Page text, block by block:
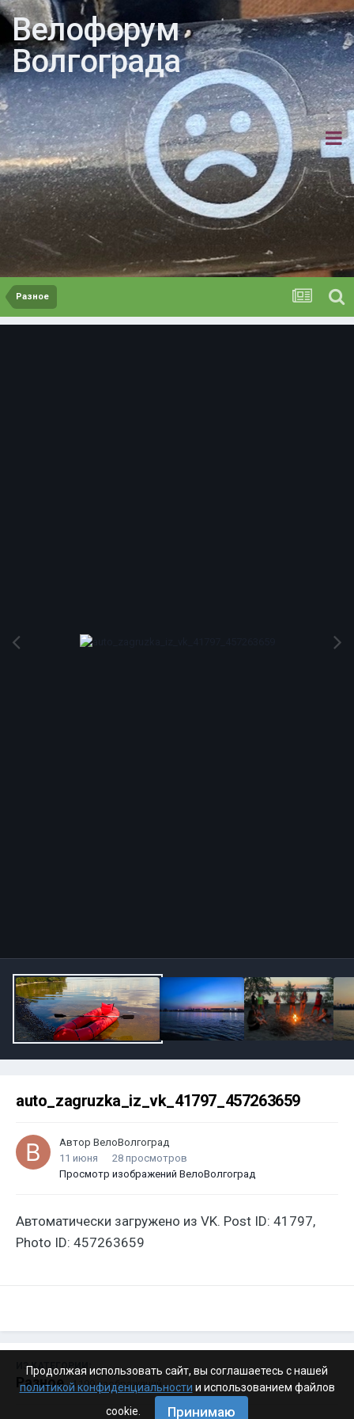
Велофорум
Волгограда
Разное
auto_zagruzka_iz_vk_41797_457263659
Автор ВелоВолгоград
11 июня
28 просмотров
Просмотр изображений ВелоВолгоград
Автоматически загружено из VK. Post ID: 41797,
Photo ID: 457263659
ИЗ КАТЕГОРИИ:
Разное · 4 199 изображений
Продолжая использовать сайт, вы соглашаетесь с нашей
политикой конфиденциальности и использованием файлов
cookie.
Принимаю